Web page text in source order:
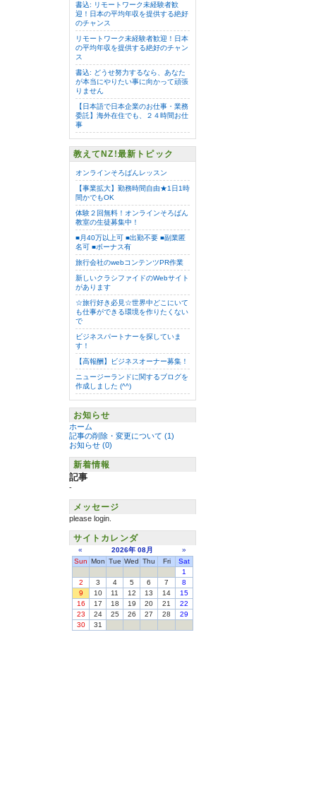
書込: リモートワーク未経験者歓
迎！日本の平均年収を提供する絶好
のチャンス
リモートワーク未経験者歓迎！日本
の平均年収を提供する絶好のチャン
ス
書込: どうせ努力するなら、あなた
が本当にやりたい事に向かって頑張
りません
【日本語で日本企業のお仕事・業務
委託】海外在住でも、２４時間お仕
事
教えてNZ!最新トピック
オンラインそろばんレッスン
【事業拡大】勤務時間自由★1日1時
間かでもOK
体験２回無料！オンラインそろばん
教室の生徒募集中！
■月40万以上可 ■出勤不要 ■副業匿
名可 ■ボーナス有
旅行会社のwebコンテンツPR作業
新しいクラシファイドのWebサイト
があります
☆旅行好き必見☆世界中どこにいて
も仕事ができる環境を作りたくない
で
ビジネスパートナーを探していま
す！
【高報酬】ビジネスオーナー募集！
ニュージーランドに関するブログを
作成しました (^^)
お知らせ
ホーム
記事の削除・変更について (1)
お知らせ (0)
新着情報
記事
-
メッセージ
please login.
サイトカレンダ
« 2026年 08月
»
Sun Mon Tue Wed Thu Fri
Sat
1
2
3 4 5 6 7
8
9
10 11 12 13 14
15
16
17 18 19 20 21
22
23
24 25 26 27 28
29
30
31